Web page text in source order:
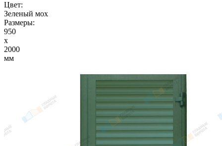
Цвет:
Зеленый мох
Размеры:
950
x
2000
мм